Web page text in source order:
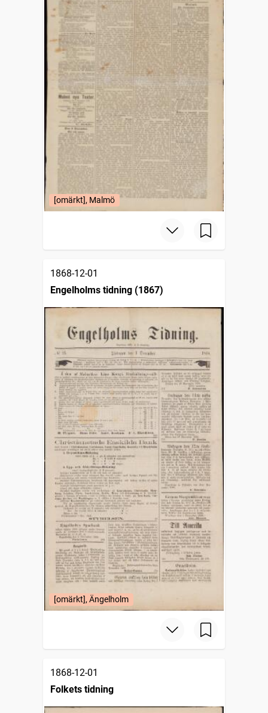
[omärkt], Malmö
1868-12-01
Engelholms tidning (1867)
[omärkt], Ängelholm
1868-12-01
Folkets tidning